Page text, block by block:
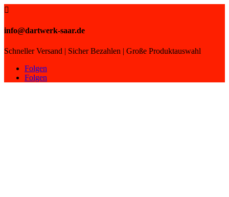

info@dartwerk-saar.de
Schneller Versand | Sicher Bezahlen | Große Produktauswahl
Folgen
Folgen